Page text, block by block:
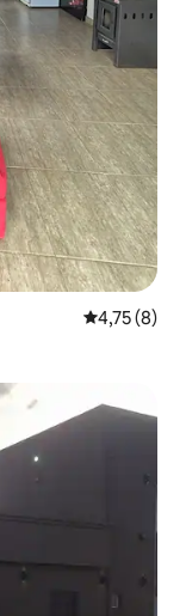
4,75 de
4,75 (8)